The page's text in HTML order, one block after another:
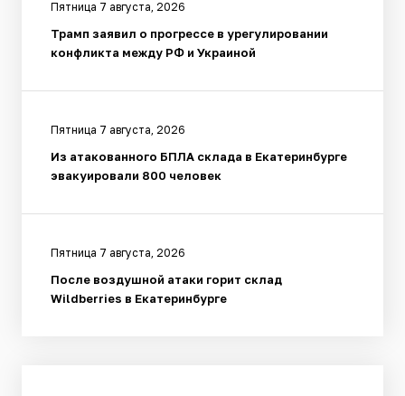
Пятница 7 августа, 2026
Трамп заявил о прогрессе в урегулировании
конфликта между РФ и Украиной
Пятница 7 августа, 2026
Из атакованного БПЛА склада в Екатеринбурге
эвакуировали 800 человек
Пятница 7 августа, 2026
После воздушной атаки горит склад
Wildberries в Екатеринбурге